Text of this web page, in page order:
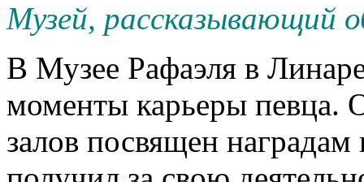
Музей, рассказывающий
В Музее Рафаэля в
моменты карьеры певца.
залов посвящен